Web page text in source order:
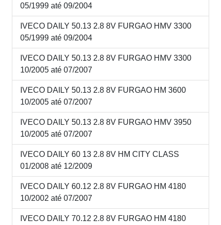
05/1999 até 09/2004
IVECO DAILY 50.13 2.8 8V FURGAO HMV 3300
05/1999 até 09/2004
IVECO DAILY 50.13 2.8 8V FURGAO HMV 3300
10/2005 até 07/2007
IVECO DAILY 50.13 2.8 8V FURGAO HM 3600
10/2005 até 07/2007
IVECO DAILY 50.13 2.8 8V FURGAO HMV 3950
10/2005 até 07/2007
IVECO DAILY 60 13 2.8 8V HM CITY CLASS
01/2008 até 12/2009
IVECO DAILY 60.12 2.8 8V FURGAO HM 4180
10/2002 até 07/2007
IVECO DAILY 70.12 2.8 8V FURGAO HM 4180